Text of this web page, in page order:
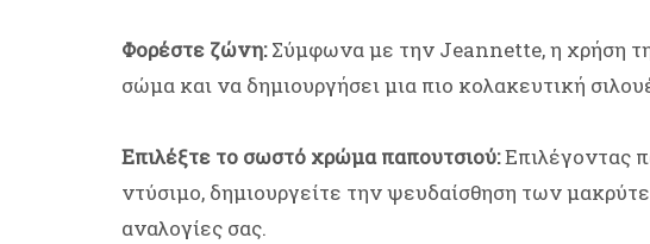
Φορέστε ζώνη:Σύμφωνα με την Jeannette, η χρήση
σώμα και να δημιουργήσει μια πιο κολακευτική
Επιλέξτε το σωστό χρώμα παπουτσιού:Επιλέγοντας
ντύσιμο, δημιουργείτε την ψευδαίσθηση των
αναλογίες σας.